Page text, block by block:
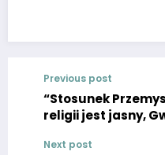
Previous post
“Stosunek
religii jest jasny,
Next post